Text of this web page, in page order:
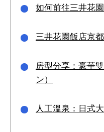
如何前往三井花
三井花園飯店京
房型分享：豪華
ン）
人工溫泉：日式